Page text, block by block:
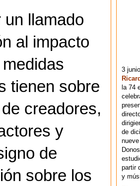
llamado
al impacto
tienen sobre
creadores,
y
de
sobre los
3
la 74
de
partir
y